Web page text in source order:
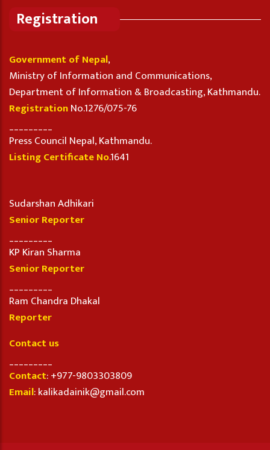
Registration
Government of Nepal,
Ministry of Information and Communications,
Department of Information & Broadcasting, Kathmandu.
RegistrationNo.1276/075-76
Press Council Nepal, Kathmandu.
Listing Certificate No.1641
Sudarshan Adhikari
Senior Reporter
KP Kiran Sharma
Senior Reporter
Ram Chandra Dhakal
Reporter
Contact us
Contact: +977-9803303809
Email: kalikadainik@gmail.com